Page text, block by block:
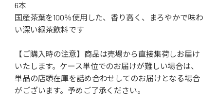
6本
国産茶葉を100％使用した、香り高く、まろやかで味わ
い深い緑茶飲料です
【ご購入時の注意】商品は売場から直接集荷しお届け
いたします。ケース単位でのお届けが難しい場合は、
単品の店頭在庫を詰め合わせしてのお届けとなる場合
がございます。予めご了承ください。